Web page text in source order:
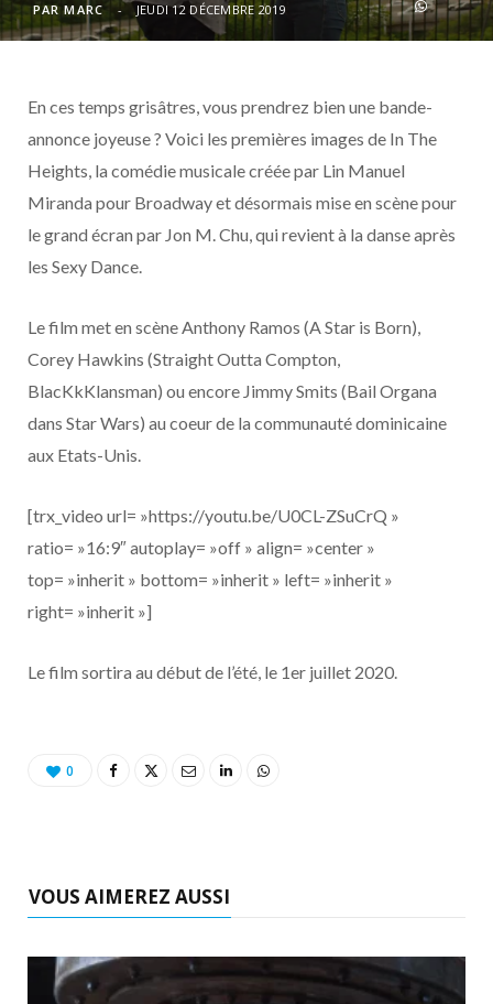
o t
r
r
m
d l
u
PAR MARC JEUDI 12 DÉCEMBRE 2019
En ces temps grisâtres, vous prendrez bien une bande-
annonce joyeuse ? Voici les premières images de In The
Heights, la comédie musicale créée par Lin Manuel
Miranda pour Broadway et désormais mise en scène pour
le grand écran par Jon M. Chu, qui revient à la danse après
les Sexy Dance.
Le film met en scène Anthony Ramos (A Star is Born),
Corey Hawkins (Straight Outta Compton,
BlacKkKlansman) ou encore Jimmy Smits (Bail Organa
dans Star Wars) au coeur de la communauté dominicaine
aux Etats-Unis.
[trx_video url= »https://youtu.be/U0CL-ZSuCrQ »
ratio= »16:9″ autoplay= »off » align= »center »
top= »inherit » bottom= »inherit » left= »inherit »
right= »inherit »]
Le film sortira au début de l’été, le 1er juillet 2020.
0
VOUS AIMEREZ AUSSI